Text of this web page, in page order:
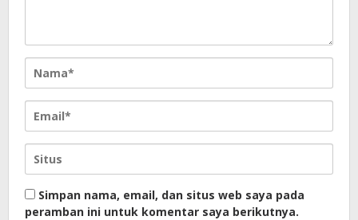
Simpan nama, email, dan situs web saya pada
peramban ini untuk komentar saya berikutnya.